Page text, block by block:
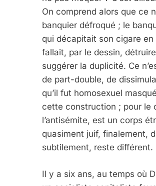
On comprend alors que ce
banquier défroqué ; le
qui décapitait son cigare
fallait, par le dessin,
suggérer la duplicité. Ce
de part-double, de
qu’il fut homosexuel
cette construction ; pour le
l’antisémite, est un corps
quasiment juif, finalement,
subtilement, reste différent.
Il y a six ans, au temps où